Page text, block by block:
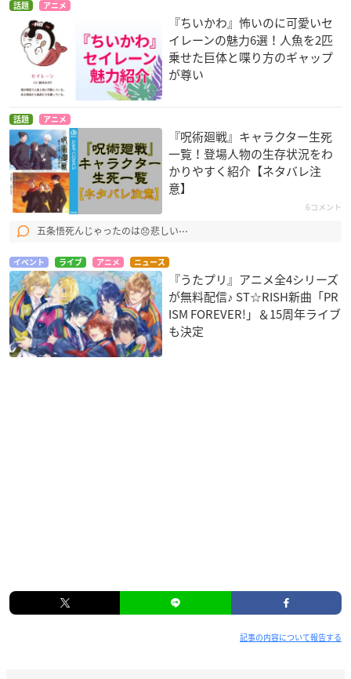
話題 アニメ
『ちいかわ』怖いのに可愛いセ
イレーンの魅力6選！人魚を2匹
乗せた巨体と喋り方のギャップ
が尊い
話題 アニメ
『呪術廻戦』キャラクター生死
一覧！登場人物の生存状況をわ
かりやすく紹介【ネタバレ注
意】
6コメント
五条悟死んじゃったのは😞悲しい⋯
イベント ライブ アニメ ニュース
『うたプリ』アニメ全4シリーズ
が無料配信♪ ST☆RISH新曲「PR
ISM FOREVER!」＆15周年ライブ
も決定
記事の内容について報告する